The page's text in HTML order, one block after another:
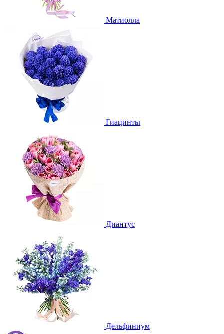
Матиолла
Гиацинты
Диантус
Дельфиниум